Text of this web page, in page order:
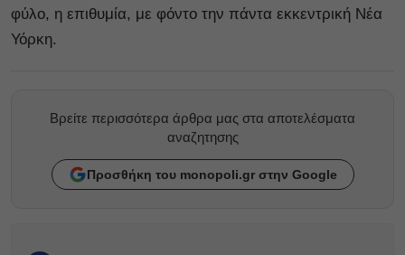
φύλο, η επιθυμία, με φόντο την πάντα εκκεντρική Νέα
Υόρκη.
Βρείτε περισσότερα άρθρα μας στα αποτελέσματα
αναζητησης
Προσθήκη του monopoli.gr στην Google